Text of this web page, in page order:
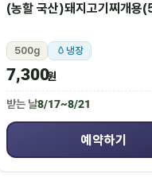
(농할 국산)돼지고기찌개
500g 냉장
7,300원
받는 날8/17~8/21
예약하기